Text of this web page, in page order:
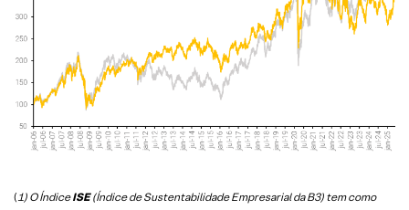
( 1) O ÍndiceISE(Índice de Sustentabilidade Empresarial da B3) tem como